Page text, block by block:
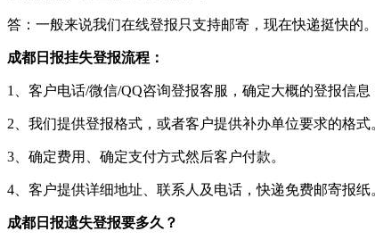
答：一般来说我们在线登报只支持邮寄，现在快递挺快的
成都日报挂失登报流程：
1、客户电话/微信/QQ咨询登报客服，确定大概的登报信息
2、我们提供登报格式，或者客户提供补办单位要求的格式
3、确定费用、确定支付方式然后客户付款。
4、客户提供详细地址、联系人及电话，快递免费邮寄报纸
成都日报遗失登报要多久？